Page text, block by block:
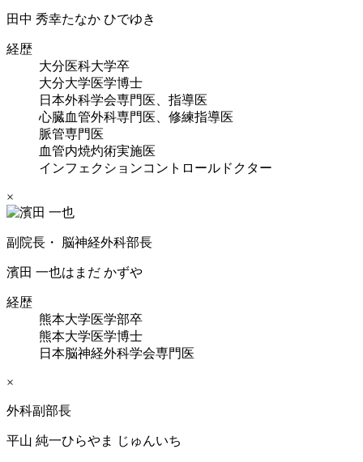
田中 秀幸たなか ひでゆき
経歴
大分医科大学卒
大分大学医学博士
日本外科学会専門医、指導医
心臓血管外科専門医、修練指導医
脈管専門医
血管内焼灼術実施医
インフェクションコントロールドクター
×
副院長・ 脳神経外科部長
濱田 一也はまだ かずや
経歴
熊本大学医学部卒
熊本大学医学博士
日本脳神経外科学会専門医
×
外科副部長
平山 純一ひらやま じゅんいち